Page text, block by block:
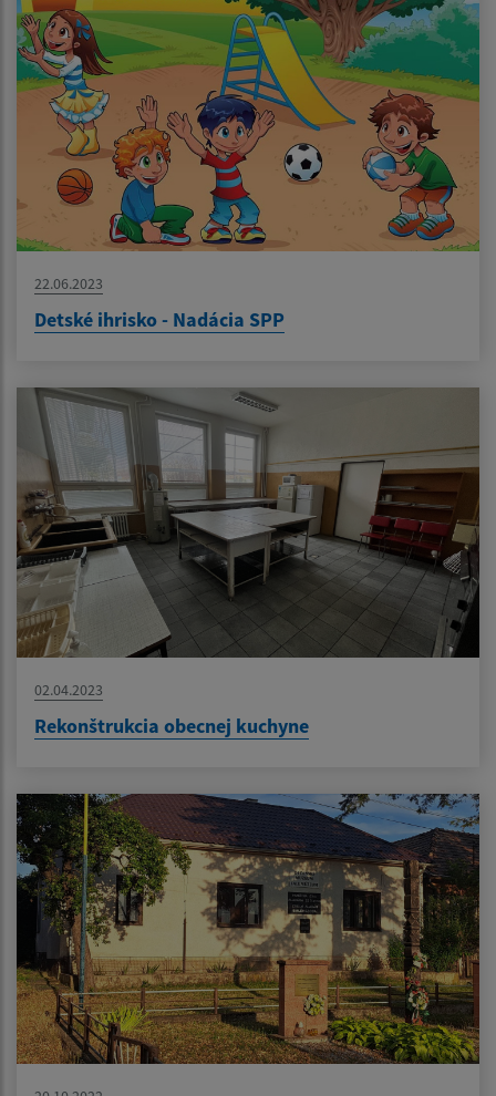
22.06.2023
Detské ihrisko - Nadácia SPP
02.04.2023
Rekonštrukcia obecnej kuchyne